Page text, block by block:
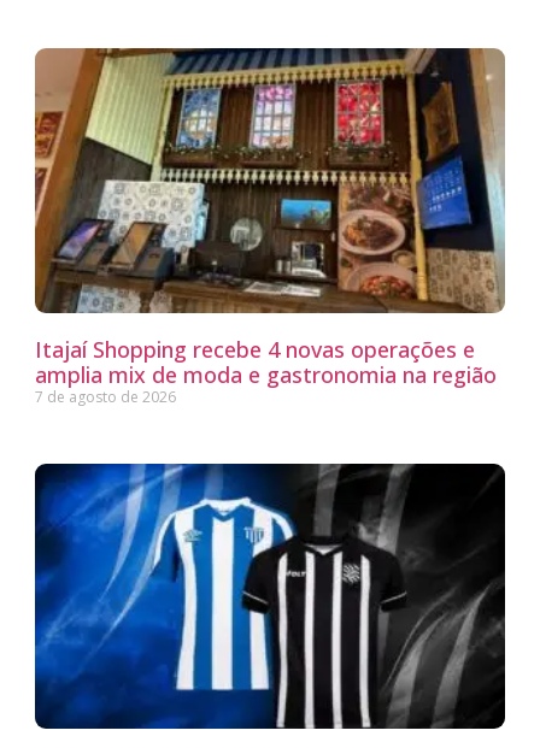
Itajaí Shopping recebe 4 novas operações e
amplia mix de moda e gastronomia na região
7 de agosto de 2026